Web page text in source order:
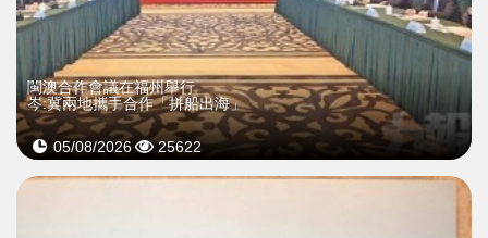
閩澳合作會議在福州舉行
岑:冀兩地攜手合作「拼船出海」
05/08/2026 25622